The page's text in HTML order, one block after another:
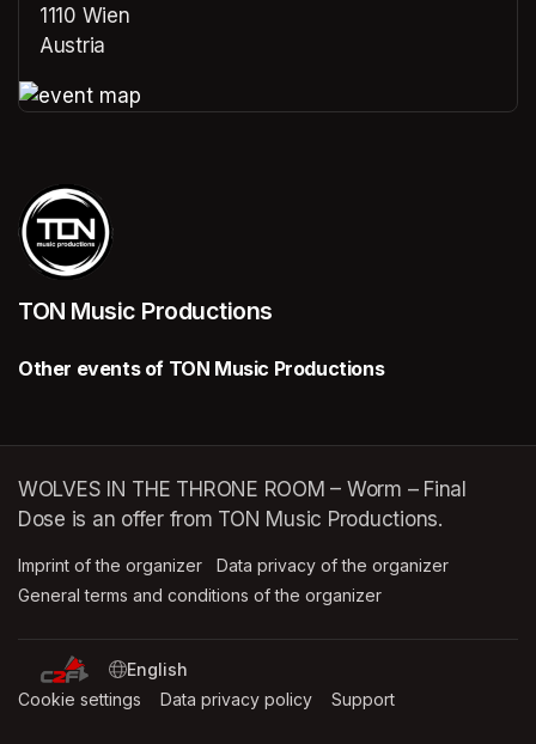
1110 Wien
Austria
TON Music Productions
Other events of TON Music Productions
WOLVES IN THE THRONE ROOM – Worm – Final
Dose is an offer from TON Music Productions.
Imprint of the organizer (opens in a new tab)
Data privacy of the organizer
General terms and conditions of the organizer
SWITCH LANGUAGE
Cookie settings (opens in a new tab)
Data privacy policy (opens in a new tab)
Support